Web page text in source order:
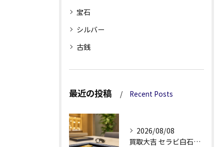
宝石
シルバー
古銭
最近の投稿 Recent Posts
2026/08/08
買取大吉 セラビ白石店の金買取、査定理由が見える安心感